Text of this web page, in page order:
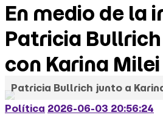
En medio de la
Patricia
con Karina Milei
Patricia Bullrich junto a
Política 2026-06-03 20:56:24